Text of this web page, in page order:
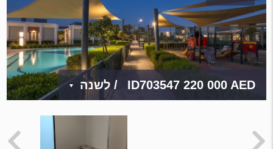
ID703547220 000 AED / לשנה